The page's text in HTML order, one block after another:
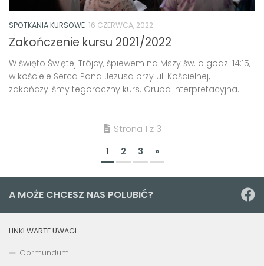
SPOTKANIA KURSOWE 16 CZERWCA, 2022
Zakończenie kursu 2021/2022
W święto Świętej Trójcy, śpiewem na Mszy św. o godz. 14:15,
w kościele Serca Pana Jezusa przy ul. Kościelnej,
zakończyliśmy tegoroczny kurs. Grupa interpretacyjna...
Strona 1 z 3
1 2 3 »
A MOŻE CHCESZ NAS POLUBIĆ?
LINKI WARTE UWAGI
Cormundum